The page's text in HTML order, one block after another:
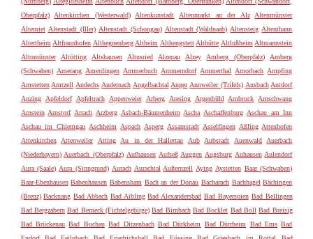
Oberpfalz)
Altenkirchen (Westerwald) Altenkunstadt Altenmarkt an der Alz
Altenmünster
Altenriet Altenstadt (Iller) Altenstadt (Schongau) Altenstadt (Waldnaab) Altensteig Altenthann
Altertheim Altfraunhofen Althegnenberg Altheim Althengstett Althütte Altlußheim Altmannstein
Altomünster
Altötting Altshausen Altusried Alzenau Alzey Amberg (Oberpfalz)
Amberg
(Schwaben) Amerang Amerdingen Ammerbuch Ammerndorf Ammerthal Amorbach Ampfing
Amstetten Amtzell Andechs Andernach Angelbachtal Anger Annweiler (Trifels) Ansbach Antdorf
Anzing
Apfeldorf Apfeltrach Appenweier Arberg Aresing Argenbühl Arnbruck
Arnschwang
Arnstein Arnstorf Arrach Arzberg Asbach-Bäumenheim Ascha Aschaffenburg Aschau am Inn
Aschau im Chiemgau Aschheim Aspach Asperg Assamstadt Asselfingen Aßling Attenhofen
Attenkirchen
Attenweiler Atting Au in der Hallertau Aub Aubstadt Auenwald
Auerbach
(Niederbayern) Auerbach (Oberpfalz) Aufhausen Aufseß Auggen Augsburg Auhausen Aulendorf
Aura (Saale) Aura (Sinngrund) Aurach Aurachtal Außernzell Aying Aystetten Baar (Schwaben)
Baar-Ebenhausen Babenhausen Babensham Bach an der Donau Bacharach Bachhagel Bächingen
(Brenz) Backnang Bad Abbach Bad Aibling Bad Alexandersbad Bad Bayersoien Bad Bellingen
Bad Bergzabern Bad Berneck (Fichtelgebirge) Bad Birnbach Bad Bocklet Bad Boll Bad Breisig
Bad Brückenau Bad Buchau Bad Ditzenbach Bad Dürkheim Bad Dürrheim Bad Ems Bad